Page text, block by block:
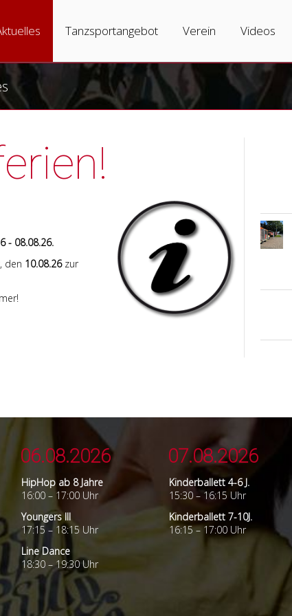
Tanzsportangebot Verein Videos
- 08.08.26.
den 10.08.26 zur
06.08.2026
HipHop ab 8 Jahre
16:00 – 17:00 Uhr
Youngers III
17:15 – 18:15 Uhr
Line Dance
18:30 – 19:30 Uhr
07.08.2026
Kinderballett 4-6 J.
15:30 – 16:15 Uhr
Kinderballett 7-10J.
16:15 – 17:00 Uhr